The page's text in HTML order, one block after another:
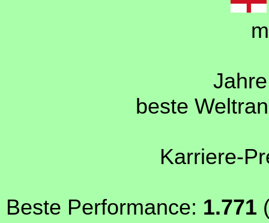
beste
Karriere-
Beste Performance: 1.771